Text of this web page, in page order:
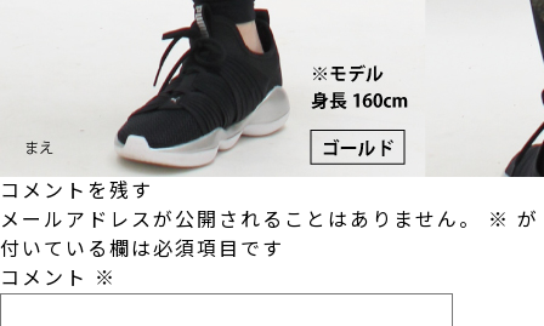
コメントを残す
メールアドレスが公開されることはありません。
※ が
付いている欄は必須項目です
コメント ※